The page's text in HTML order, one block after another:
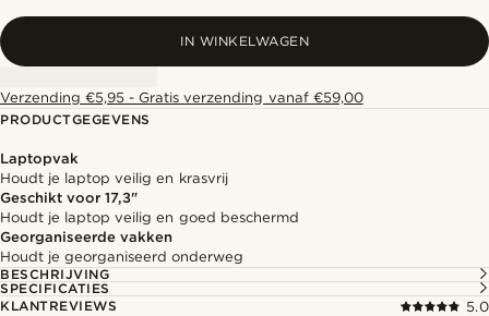
IN WINKELWAGEN
Verzending €5,95 - Gratis verzending vanaf €59,00
PRODUCTGEGEVENS
Laptopvak
Houdt je laptop veilig en krasvrij
Geschikt voor 17,3"
Houdt je laptop veilig en goed beschermd
Georganiseerde vakken
Houdt je georganiseerd onderweg
BESCHRIJVING
SPECIFICATIES
KLANTREVIEWS
5.0